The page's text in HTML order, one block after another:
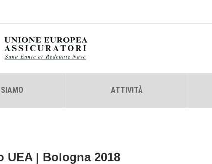
ATTIVITÀ
UEA | Bologna 2018